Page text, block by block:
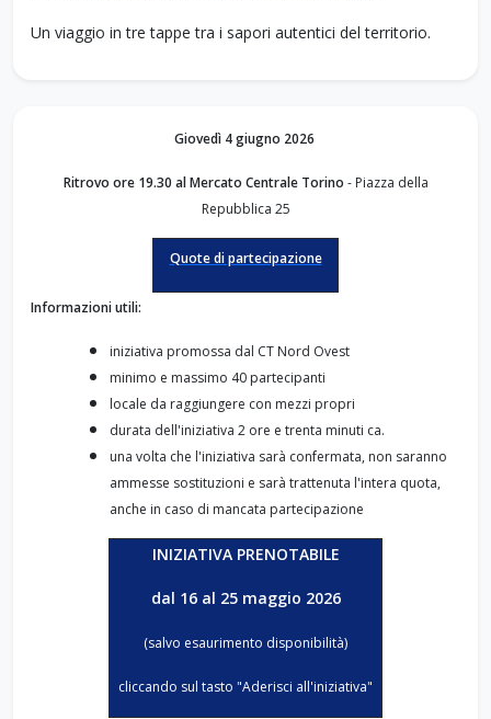
Un viaggio in tre tappe tra i sapori autentici del territorio.
Giovedì 4 giugno 2026
Ritrovo ore 19.30 al Mercato Centrale Torino - Piazza della
Repubblica 25
Quote di partecipazione
Informazioni utili:
iniziativa promossa dal CT Nord Ovest
minimo e massimo 40 partecipanti
locale da raggiungere con mezzi propri
durata dell'iniziativa 2 ore e trenta minuti ca.
una volta che l'iniziativa sarà confermata, non saranno
ammesse sostituzioni e sarà trattenuta l'intera quota,
anche in caso di mancata partecipazione
INIZIATIVA PRENOTABILE
dal 16 al 25 maggio 2026
(salvo esaurimento disponibilità)
cliccando sul tasto "Aderisci all'iniziativa"